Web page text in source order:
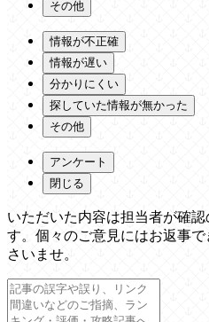
その他
情報が不正確
情報が遅い
分かりにくい
探していた情報が無かった
その他
アンケート
閉じる
いただいた内容は担当者が確
す。個々のご意見にはお返事
さいませ。